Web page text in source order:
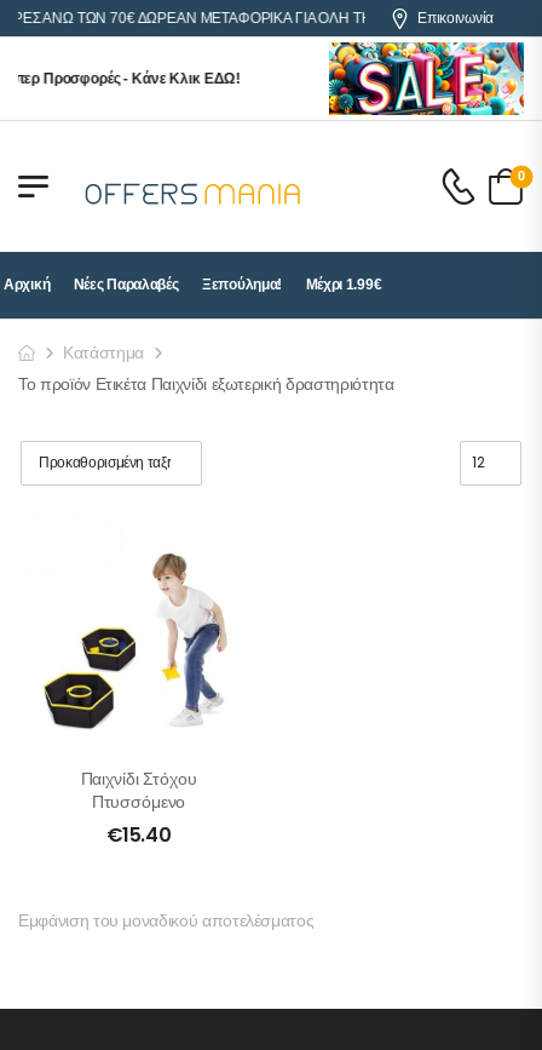
ΑΝΩ ΤΩΝ 70€ ΔΩΡΕΑΝ ΜΕΤΑΦΟΡΙΚΑ ΓΙΑ ΟΛΗ ΤΗΝ ΕΛΛΑΔΑΕπικοινωνία
Προσφορές - Κάνε Κλικ ΕΔΩ!
0
Αρχική Νέες Παραλαβές Ξεπούλημα! Μέχρι 1.99€
Κατάστημα
Το προϊόν Ετικέτα Παιχνίδι εξωτερική δραστηριότητα
Παιχνίδι Στόχου
Πτυσσόμενο
€15.40
Εμφάνιση του μοναδικού αποτελέσματος